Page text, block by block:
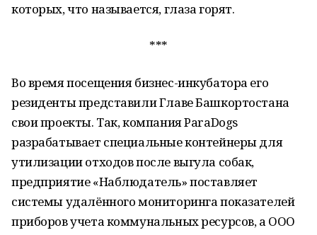
которых, что называется, глаза горят.
***
Во время посещения бизнес-инкубатора его
резиденты представили Главе Башкортостана
свои проекты. Так, компания ParaDogs
разрабатывает специальные контейнеры для
утилизации отходов после выгула собак,
предприятие «Наблюдатель» поставляет
системы удалённого мониторинга показателей
приборов учета коммунальных ресурсов, а ООО